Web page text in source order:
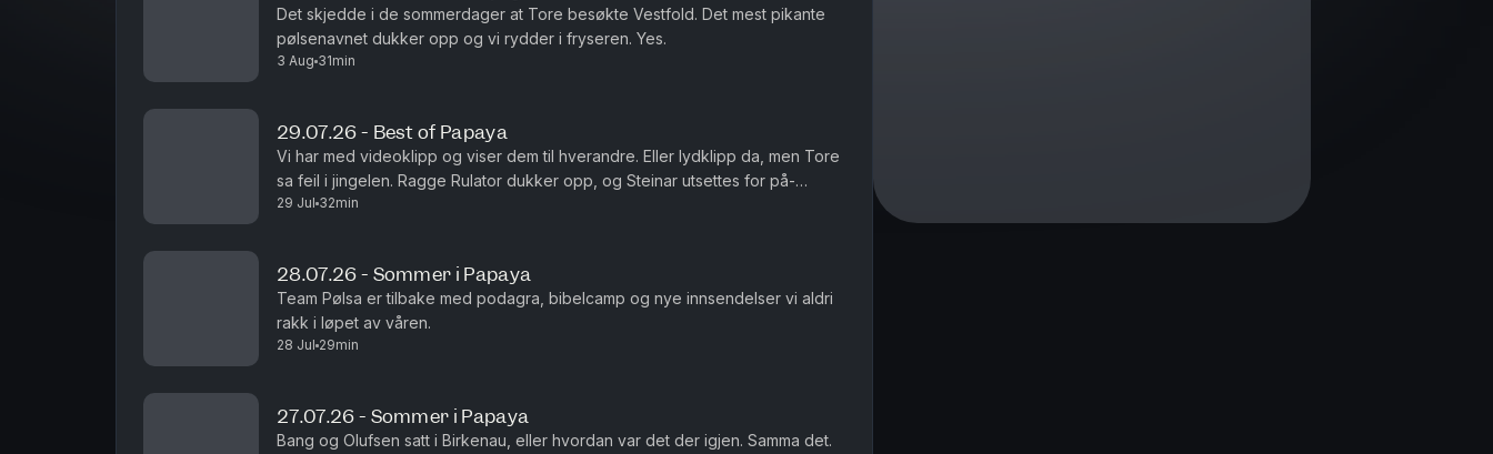
Det skjedde i de sommerdager at Tore besøkte Vestfold. Det mest pikante
pølsenavnet dukker opp og vi rydder i fryseren. Yes.
3 Aug 31min
29.07.26 - Best of Papaya
Vi har med videoklipp og viser dem til hverandre. Eller lydklipp da, men Tore
sa feil i jingelen. Ragge Rulator dukker opp, og Steinar utsettes for på-
bekostnings-humor. Som vanlig. Dette en en liten ...
29 Jul 32min
28.07.26 - Sommer i Papaya
Team Pølsa er tilbake med podagra, bibelcamp og nye innsendelser vi aldri
rakk i løpet av våren.
28 Jul 29min
27.07.26 - Sommer i Papaya
Bang og Olufsen satt i Birkenau, eller hvordan var det der igjen. Samma det.